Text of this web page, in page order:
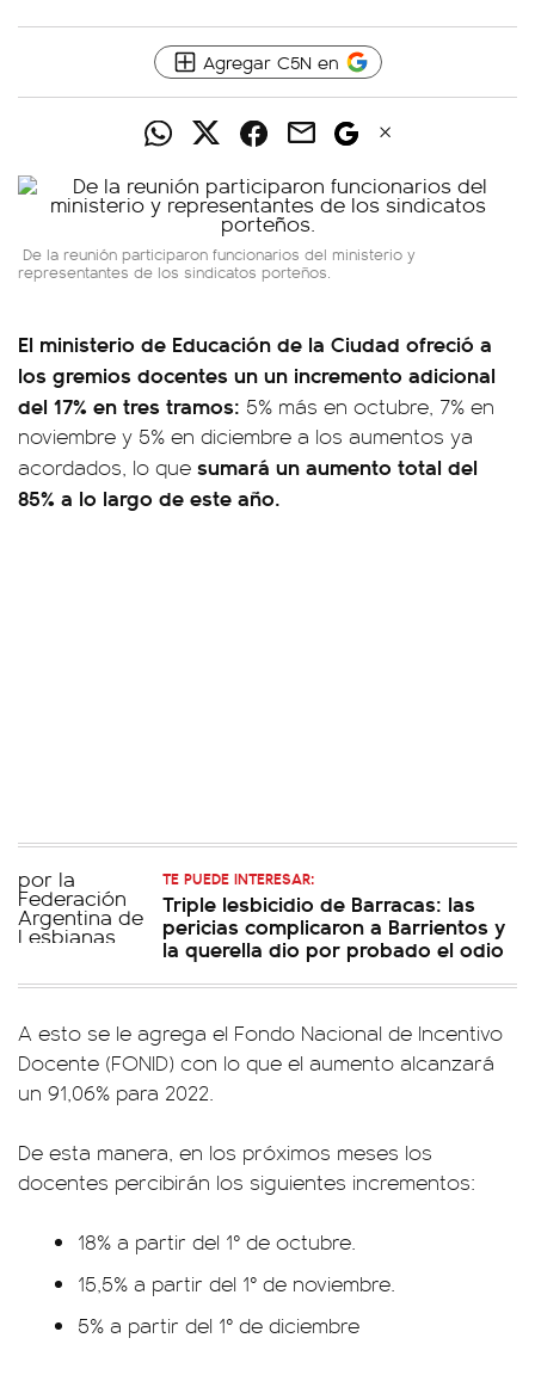
Agregar C5N en
De la reunión participaron funcionarios del ministerio y
representantes de los sindicatos porteños.
El ministerio de Educación de la Ciudad ofreció a
los gremios docentes un un incremento adicional
del 17% en tres tramos: 5% más en octubre, 7% en
noviembre y 5% en diciembre a los aumentos ya
acordados, lo que sumará un aumento total del
85% a lo largo de este año.
TE PUEDE INTERESAR:
Triple lesbicidio de Barracas: las
pericias complicaron a Barrientos y
la querella dio por probado el odio
A esto se le agrega el Fondo Nacional de Incentivo
Docente (FONID) con lo que el aumento alcanzará
un 91,06% para 2022.
De esta manera, en los próximos meses los
docentes percibirán los siguientes incrementos:
18% a partir del 1° de octubre.
15,5% a partir del 1° de noviembre.
5% a partir del 1° de diciembre